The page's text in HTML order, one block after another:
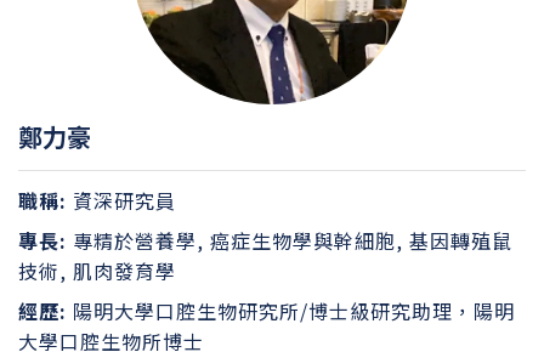
鄭力豪
職稱: 資深研究員
專長: 專精於營養學, 癌症生物學與幹細胞, 基因轉殖鼠
技術, 肌肉發育學
經歷: 陽明大學口腔生物研究所/博士級研究助理，陽明
大學口腔生物所博士